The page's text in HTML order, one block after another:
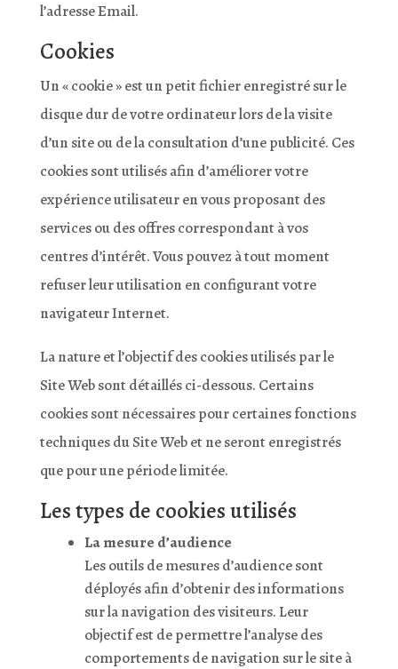
l’adresse Email.
Cookies
Un « cookie » est un petit fichier enregistré sur le
disque dur de votre ordinateur lors de la visite
d’un site ou de la consultation d’une publicité. Ces
cookies sont utilisés afin d’améliorer votre
expérience utilisateur en vous proposant des
services ou des offres correspondant à vos
centres d’intérêt. Vous pouvez à tout moment
refuser leur utilisation en configurant votre
navigateur Internet.
La nature et l’objectif des cookies utilisés par le
Site Web sont détaillés ci-dessous. Certains
cookies sont nécessaires pour certaines fonctions
techniques du Site Web et ne seront enregistrés
que pour une période limitée.
Les types de cookies utilisés
La mesure d’audience
Les outils de mesures d’audience sont
déployés afin d’obtenir des informations
sur la navigation des visiteurs. Leur
objectif est de permettre l’analyse des
comportements de navigation sur le site à